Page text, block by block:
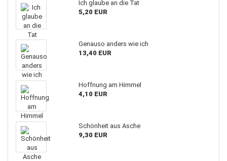
Ich glaube an die Tat
5,20 EUR
Genauso anders wie ich
13,40 EUR
Hoffnung am Himmel
4,10 EUR
Schönheit aus Asche
9,30 EUR